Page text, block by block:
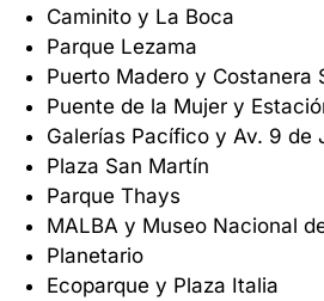
Caminito y La Boca
Parque Lezama
Puerto Madero y Costanera
Puente de la Mujer y
Galerías Pacífico y Av. 9 de
Plaza San Martín
Parque Thays
MALBA y Museo Nacional
Planetario
Ecoparque y Plaza Italia